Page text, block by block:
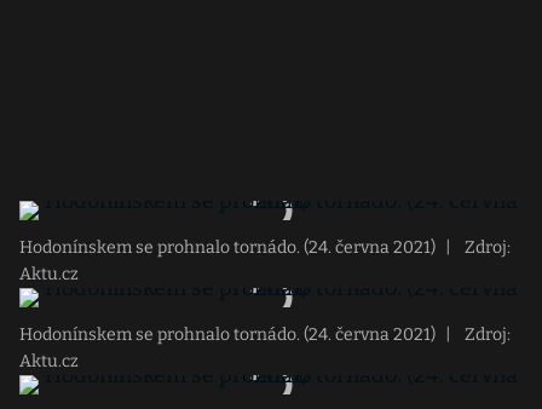
Hodonínskem se prohnalo tornádo. (24. června 2021)
Zdroj:
Aktu.cz
Hodonínskem se prohnalo tornádo. (24. června 2021)
Zdroj:
Aktu.cz